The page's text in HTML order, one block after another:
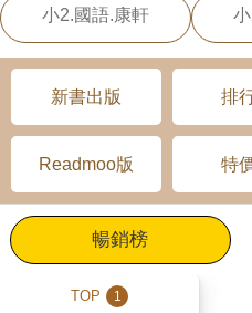
小2.國語.康軒
新書出版 排
Readmoo版 特
暢銷榜
TOP 1